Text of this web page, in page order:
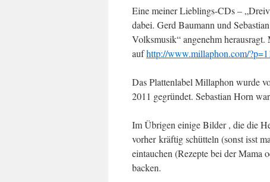
Eine meiner Lieblings-CDs –
dabei. Gerd Baumann und
Volksmusik“ angenehm
aufhttp://www.millaphon.com/
Das Plattenlabel Millaphon wurde
2011 gegründet. Sebastian Horn
Im Übrigen einige Bilder , die die
vorher kräftig schütteln (sonst isst
eintauchen (Rezepte bei der Mama
backen.